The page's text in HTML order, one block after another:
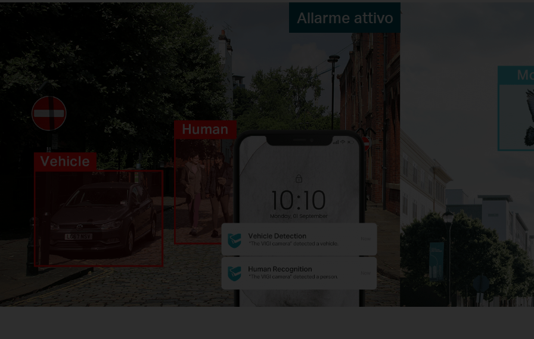
Allarme attivo